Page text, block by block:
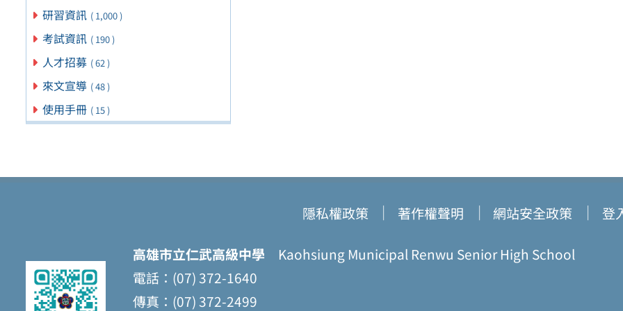
研習資訊 ( 1,000 )
考試資訊 ( 190 )
人才招募 ( 62 )
來文宣導 ( 48 )
使用手冊 ( 15 )
隱私權政策 著作權聲明 網站安全政策 登
高雄市立仁武高級中學 Kaohsiung Municipal Renwu Senior High School
電話：(07) 372-1640
傳真：(07) 372-2499